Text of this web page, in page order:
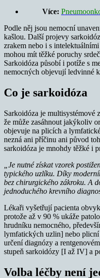
Více:
Podle něj jsou nemocní
kašlou. Další projevy
zrakem nebo i s
mohou mít těžké poruchy
Sarkoidóza působí i potíže s
nemocných objevují ledvinné
Co je sarkoidóza
Sarkoidóza je multisystémové
že může zasáhnout jakýkoliv
objevuje na plicích a
nezná ani příčinu ani původ
sarkoidóza je mnohdy těžké i
„Je nutné získat vzorek
typického uzlíku. Díky
bez chirurgického zákroku. A
jednoduchého krevního
Lékaři vyšetřují pacienta
protože až v 90 % ukáže
hrudníku nemocného,
lymfatických uzlin] nebo
určení diagnózy a
stupeň sarkoidózy [I až IV] a
Volba léčby není